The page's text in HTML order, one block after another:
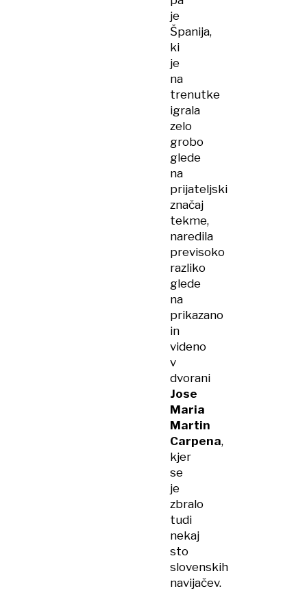
je
Španija,
ki
je
na
trenutke
igrala
zelo
grobo
glede
na
prijateljski
značaj
tekme,
naredila
previsoko
razliko
glede
na
prikazano
in
videno
v
dvorani
Jose
Maria
Martin
Carpena,
kjer
se
je
zbralo
tudi
nekaj
sto
slovenskih
navijačev.